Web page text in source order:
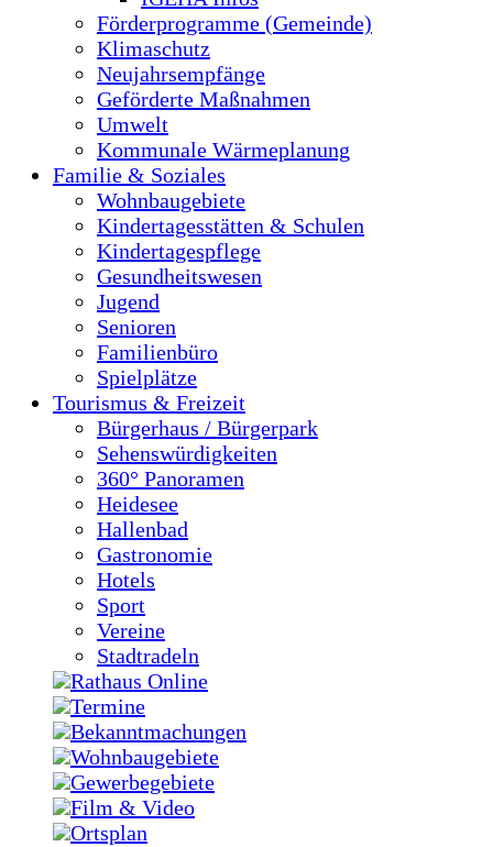
Förderprogramme (Gemeinde)
Klimaschutz
Neujahrsempfänge
Geförderte Maßnahmen
Umwelt
Kommunale Wärmeplanung
Familie & Soziales
Wohnbaugebiete
Kindertagesstätten & Schulen
Kindertagespflege
Gesundheitswesen
Jugend
Senioren
Familienbüro
Spielplätze
Tourismus & Freizeit
Bürgerhaus / Bürgerpark
Sehenswürdigkeiten
360° Panoramen
Heidesee
Hallenbad
Gastronomie
Hotels
Sport
Vereine
Stadtradeln
Rathaus Online
Termine
Bekanntmachungen
Wohnbaugebiete
Gewerbegebiete
Film & Video
Ortsplan